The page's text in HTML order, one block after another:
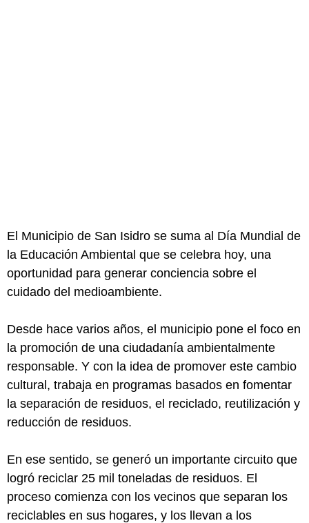
El Municipio de San Isidro se suma al Día Mundial de
la Educación Ambiental que se celebra hoy, una
oportunidad para generar conciencia sobre el
cuidado del medioambiente.
Desde hace varios años, el municipio pone el foco en
la promoción de una ciudadanía ambientalmente
responsable. Y con la idea de promover este cambio
cultural, trabaja en programas basados en fomentar
la separación de residuos, el reciclado, reutilización y
reducción de residuos.
En ese sentido, se generó un importante circuito que
logró reciclar 25 mil toneladas de residuos. El
proceso comienza con los vecinos que separan los
reciclables en sus hogares, y los llevan a los